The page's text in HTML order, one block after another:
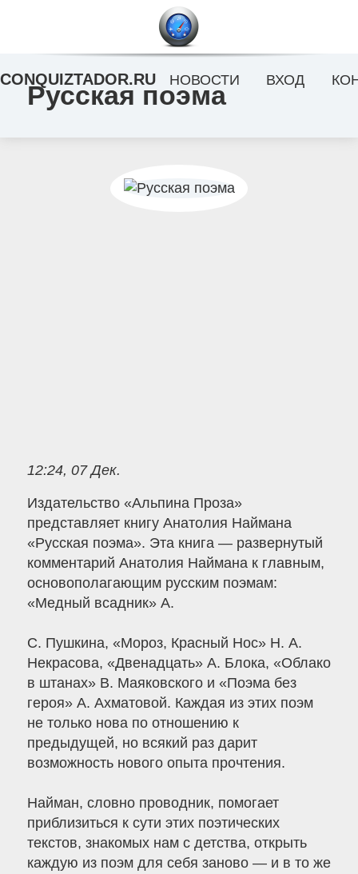
Русская поэма
12:24, 07 Дек.
Издательство «Альпина Проза»
представляет книгу Анатолия Наймана
«Русская поэма». Эта книга — развернутый
комментарий Анатолия Наймана к главным,
основополагающим русским поэмам:
«Медный всадник» А.
С. Пушкина, «Мороз, Красный Нос» Н. А.
Некрасова, «Двенадцать» А. Блока, «Облако
в штанах» В. Маяковского и «Поэма без
героя» А. Ахматовой. Каждая из этих поэм
не только нова по отношению к
предыдущей, но всякий раз дарит
возможность нового опыта прочтения.
Найман, словно проводник, помогает
приблизиться к сути этих поэтических
текстов, знакомых нам с детства, открыть
каждую из поэм для себя заново — и в то же
CONQUIZTADOR.RU НОВОСТИ ВХОД